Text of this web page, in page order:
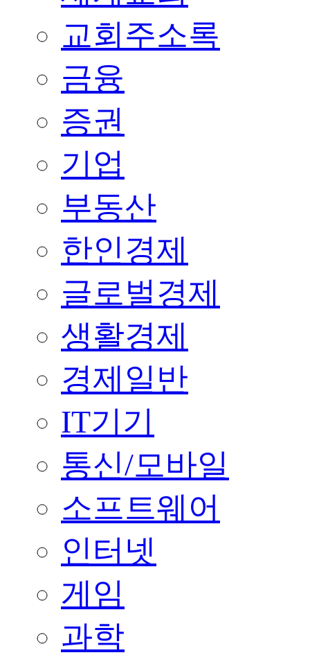
교회주소록
금융
증권
기업
부동산
한인경제
글로벌경제
생활경제
경제일반
IT기기
통신/모바일
소프트웨어
인터넷
게임
과학